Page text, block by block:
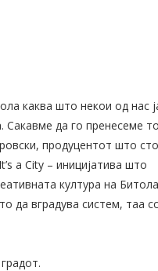
каква што некои од нас
да го пренесеме
продуцентот што
a City – иницијатива што
култура на
да вградува систем, таа